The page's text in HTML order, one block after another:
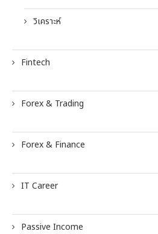
วิเคราะห์
Fintech
Forex & Trading
Forex & Finance
IT Career
Passive Income